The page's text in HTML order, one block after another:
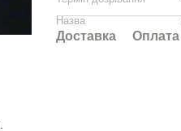
Назва
Доставка Оплата